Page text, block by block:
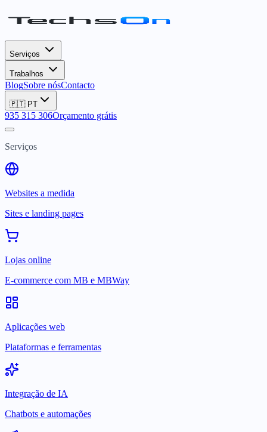
Serviços
Trabalhos
BlogSobre nósContacto
🇵🇹 PT
935 315 306Orçamento grátis
Serviços
Websites a medida
Sites e landing pages
Lojas online
E-commerce com MB e MBWay
Aplicações web
Plataformas e ferramentas
Integração de IA
Chatbots e automações